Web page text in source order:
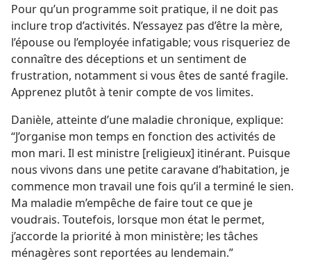
Pour qu’un programme soit pratique, il ne doit pas
inclure trop d’activités. N’essayez pas d’être la mère,
l’épouse ou l’employée infatigable; vous risqueriez de
connaître des déceptions et un sentiment de
frustration, notamment si vous êtes de santé fragile.
Apprenez plutôt à tenir compte de vos limites.
Danièle, atteinte d’une maladie chronique, explique:
“J’organise mon temps en fonction des activités de
mon mari. Il est ministre [religieux] itinérant. Puisque
nous vivons dans une petite caravane d’habitation, je
commence mon travail une fois qu’il a terminé le sien.
Ma maladie m’empêche de faire tout ce que je
voudrais. Toutefois, lorsque mon état le permet,
j’accorde la priorité à mon ministère; les tâches
ménagères sont reportées au lendemain.”